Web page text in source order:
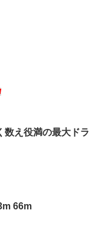
数え役満の最大ドラ
66m